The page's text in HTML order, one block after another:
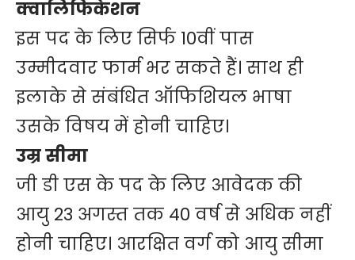
क्वालिफिकेशन
इस पद के लिए सिर्फ 10वीं पास
उम्मीदवार फार्म भर सकते हैं। साथ ही
इलाके से संबंधित ऑफिशियल भाषा
उसके विषय में होनी चाहिए।
उम्र सीमा
जी डी एस के पद के लिए आवेदक की
आयु 23 अगस्त तक 40 वर्ष से अधिक नहीं
होनी चाहिए। आरक्षित वर्ग को आयु सीमा